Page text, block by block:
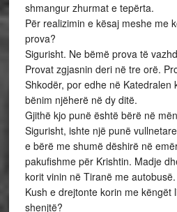
shmangur zhurmat e tepërta.
Për realizimin e kësaj meshe me
prova?
Sigurisht. Ne bëmë prova të
Provat zgjasnin deri në tre orë.
Shkodër, por edhe në Katedralen
bënim njëherë në dy ditë.
Gjithë kjo punë është bërë në
Sigurisht, ishte një punë
e bërë me shumë dëshirë në
pakufishme për Krishtin. Madje
korit vinin në Tiranë me autobusë.
Kush e drejtonte korin me këngët
shenjtë?